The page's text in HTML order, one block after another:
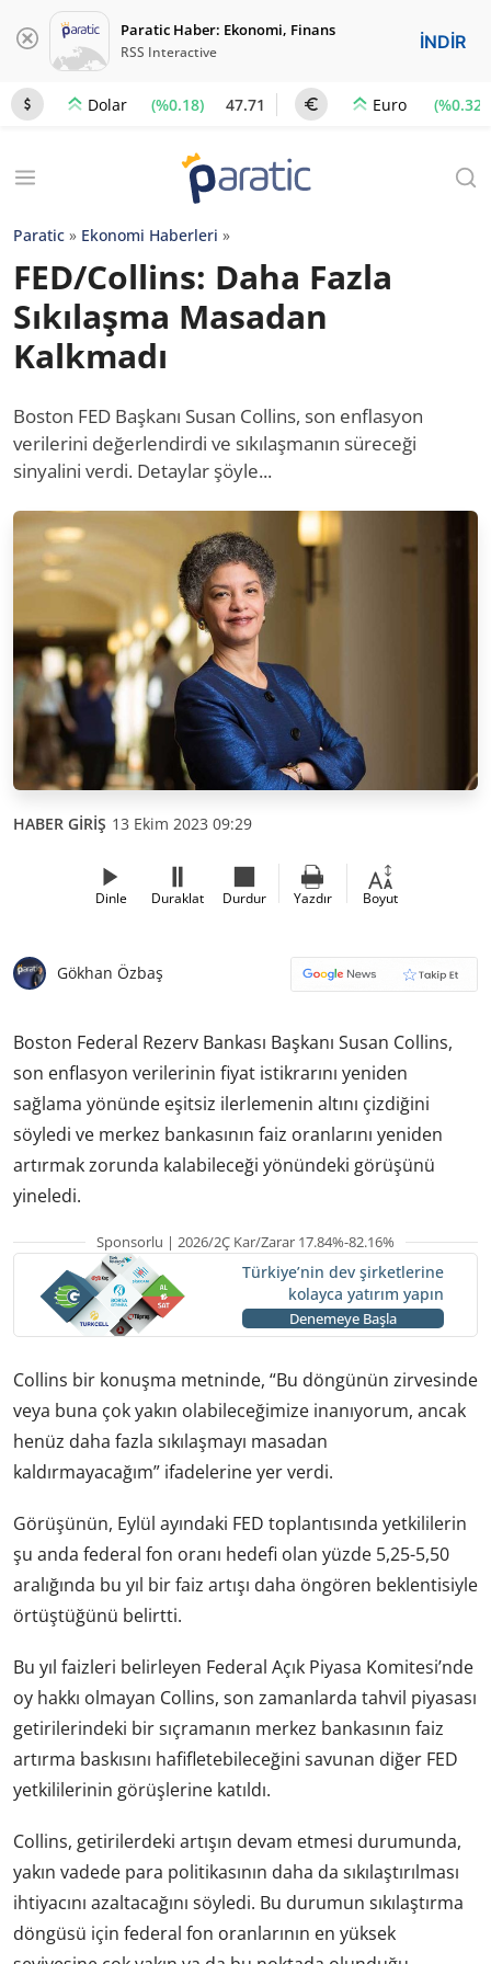
Paratic Haber: Ekonomi, Finans
RSS Interactive İNDİR
Dolar (%0.18) 47.71 Euro (%0.32)
Paratic » Ekonomi Haberleri »
FED/Collins: Daha Fazla
Sıkılaşma Masadan
Kalkmadı
Boston FED Başkanı Susan Collins, son enflasyon
verilerini değerlendirdi ve sıkılaşmanın süreceği
sinyalini verdi. Detaylar şöyle...
HABER GİRİŞ 13 Ekim 2023 09:29
Dinle Duraklat Durdur Yazdır Boyut
Gökhan Özbaş
Boston Federal Rezerv Bankası Başkanı Susan Collins,
son enflasyon verilerinin fiyat istikrarını yeniden
sağlama yönünde eşitsiz ilerlemenin altını çizdiğini
söyledi ve merkez bankasının faiz oranlarını yeniden
artırmak zorunda kalabileceği yönündeki görüşünü
yineledi.
Sponsorlu | 2026/2Ç Kar/Zarar 17.84%-82.16%
Türkiye’nin dev şirketlerine
kolayca yatırım yapın
Denemeye Başla
Collins bir konuşma metninde, “Bu döngünün zirvesinde
veya buna çok yakın olabileceğimize inanıyorum, ancak
henüz daha fazla sıkılaşmayı masadan
kaldırmayacağım” ifadelerine yer verdi.
Görüşünün, Eylül ayındaki FED toplantısında yetkililerin
şu anda federal fon oranı hedefi olan yüzde 5,25-5,50
aralığında bu yıl bir faiz artışı daha öngören beklentisiyle
​​örtüştüğünü belirtti.
Bu yıl faizleri belirleyen Federal Açık Piyasa Komitesi’nde
oy hakkı olmayan Collins, son zamanlarda tahvil piyasası
getirilerindeki bir sıçramanın merkez bankasının faiz
artırma baskısını hafifletebileceğini savunan diğer FED
yetkililerinin görüşlerine katıldı.
Collins, getirilerdeki artışın devam etmesi durumunda,
yakın vadede para politikasının daha da sıkılaştırılması
ihtiyacını azaltacağını söyledi. Bu durumun sıkılaştırma
döngüsü için federal fon oranlarının en yüksek